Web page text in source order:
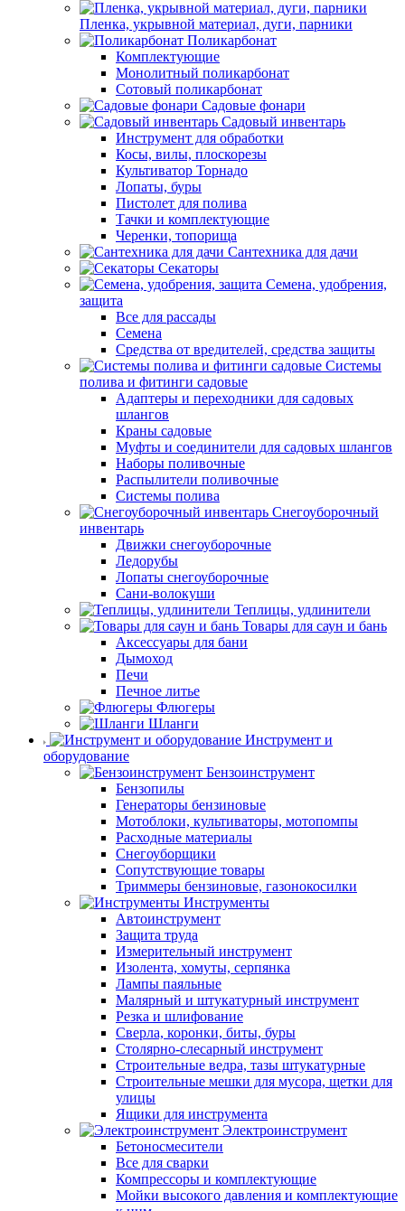
Пленка, укрывной материал, дуги, парники
Поликарбонат
Комплектующие
Монолитный поликарбонат
Сотовый поликарбонат
Садовые фонари
Садовый инвентарь
Инструмент для обработки
Косы, вилы, плоскорезы
Культиватор Торнадо
Лопаты, буры
Пистолет для полива
Тачки и комплектующие
Черенки, топорища
Сантехника для дачи
Секаторы
Семена, удобрения,
защита
Все для рассады
Семена
Средства от вредителей, средства защиты
Системы
полива и фитинги садовые
Адаптеры и переходники для садовых
шлангов
Краны садовые
Муфты и соединители для садовых шлангов
Наборы поливочные
Распылители поливочные
Системы полива
Снегоуборочный
инвентарь
Движки снегоуборочные
Ледорубы
Лопаты снегоуборочные
Сани-волокуши
Теплицы, удлинители
Товары для саун и бань
Аксессуары для бани
Дымоход
Печи
Печное литье
Флюгеры
Шланги
Инструмент и
оборудование
Бензоинструмент
Бензопилы
Генераторы бензиновые
Мотоблоки, культиваторы, мотопомпы
Расходные материалы
Снегоуборщики
Сопутствующие товары
Триммеры бензиновые, газонокосилки
Инструменты
Автоинструмент
Защита труда
Измерительный инструмент
Изолента, хомуты, серпянка
Лампы паяльные
Малярный и штукатурный инструмент
Резка и шлифование
Сверла, коронки, биты, буры
Столярно-слесарный инструмент
Строительные ведра, тазы штукатурные
Строительные мешки для мусора, щетки для
улицы
Ящики для инструмента
Электроинструмент
Бетоносмесители
Все для сварки
Компрессоры и комплектующие
Мойки высокого давления и комплектующие